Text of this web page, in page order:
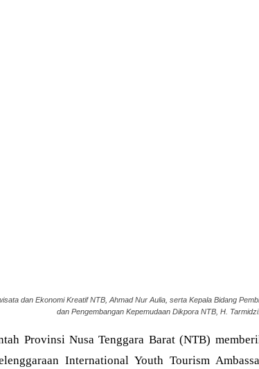
dan Ekonomi Kreatif NTB, Ahmad Nur Aulia, serta Kepala Bidang
dan Pengembangan Kepemudaan Dikpora NTB, H.
Provinsi Nusa Tenggara Barat (NTB)
International Youth Tourism